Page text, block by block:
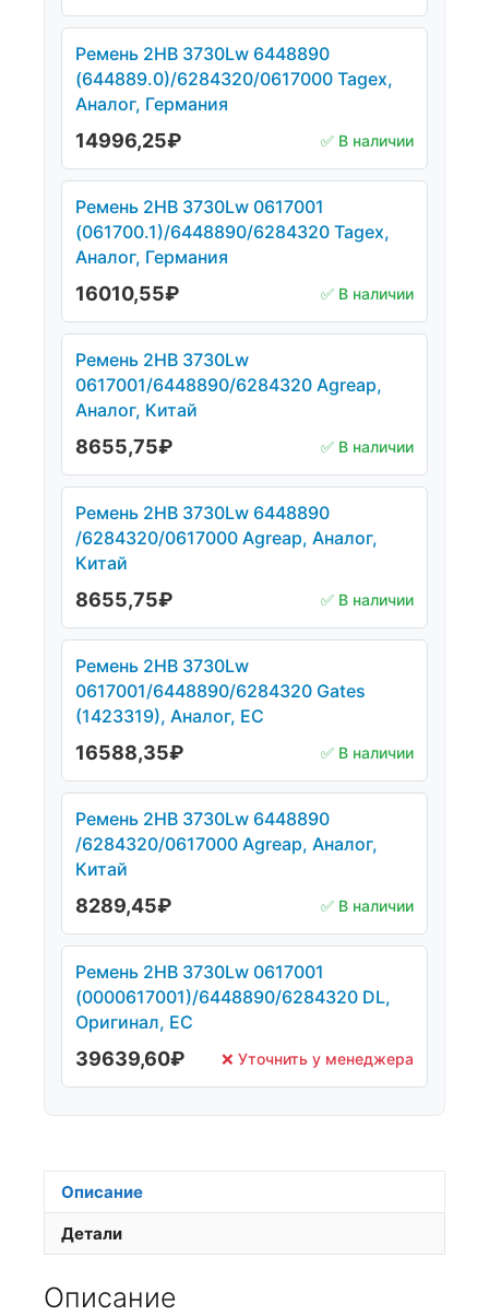
Ремень 2НВ 3730Lw 6448890
(644889.0)/6284320/0617000 Tagex,
Аналог, Германия
14996,25₽ ✅ В наличии
Ремень 2НВ 3730Lw 0617001
(061700.1)/6448890/6284320 Tagex,
Аналог, Германия
16010,55₽ ✅ В наличии
Ремень 2НВ 3730Lw
0617001/6448890/6284320 Agreap,
Аналог, Китай
8655,75₽ ✅ В наличии
Ремень 2HB 3730Lw 6448890
/6284320/0617000 Agreap, Аналог,
Китай
8655,75₽ ✅ В наличии
Ремень 2НВ 3730Lw
0617001/6448890/6284320 Gates
(1423319), Аналог, ЕС
16588,35₽ ✅ В наличии
Ремень 2HB 3730Lw 6448890
/6284320/0617000 Agreap, Аналог,
Китай
8289,45₽ ✅ В наличии
Ремень 2НВ 3730Lw 0617001
(0000617001)/6448890/6284320 DL,
Оригинал, ЕС
39639,60₽ ❌ Уточнить у менеджера
Описание
Детали
Описание